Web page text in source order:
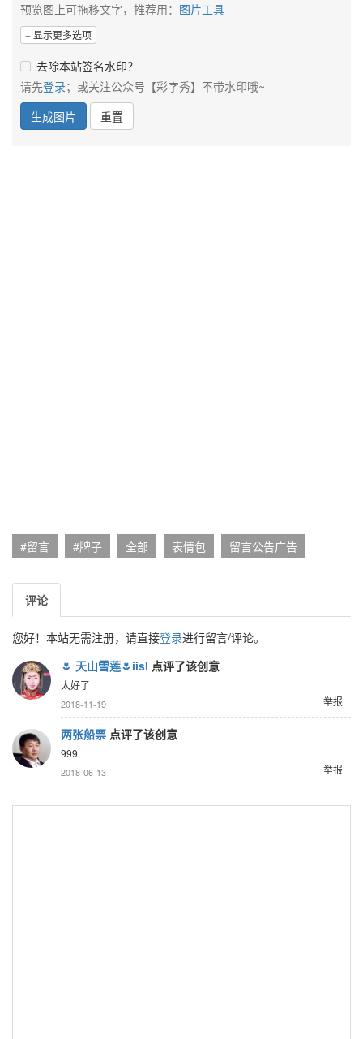
预览图上可拖移文字，推荐用： 图片工具
显示更多选项
去除本站签名水印？
请先登录；或关注公众号【彩字秀】不带水印哦~
生成图片
重置
#留言 #牌子 全部 表情包 留言公告广告
评论
您好！本站无需注册，请直接登录进行留言/评论。
🌷 天山雪莲🌷iisl 点评了该创意
太好了
举报
2018-11-19
两张船票 点评了该创意
999
举报
2018-06-13